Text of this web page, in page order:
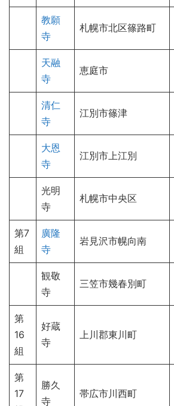
教願
寺
札幌市北区篠路町
天融
寺
恵庭市
清仁
寺
江別市篠津
大恩
寺
江別市上江別
光明
寺
札幌市中央区
第7
組
廣隆
寺
岩見沢市幌向南
観敬
寺
三笠市幾春別町
第
16
組
好蔵
寺
上川郡東川町
第
17
勝久
寺
帯広市川西町